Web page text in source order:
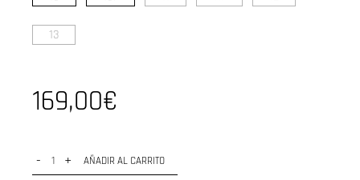
13
169,00€
- + AÑADIR AL CARRITO